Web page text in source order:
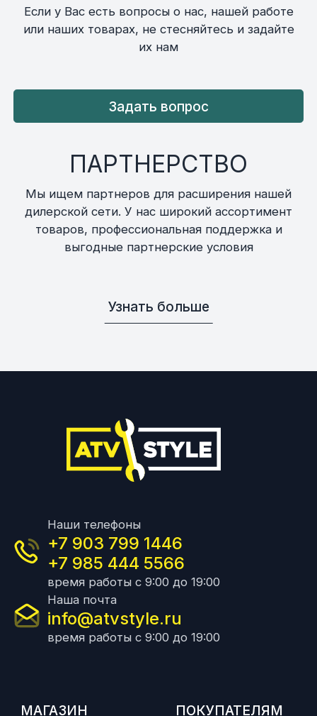
Если у Вас есть вопросы о нас, нашей работе
или наших товарах, не стесняйтесь и задайте
их нам
Задать вопрос
ПАРТНЕРСТВО
Мы ищем партнеров для расширения нашей
дилерской сети. У нас широкий ассортимент
товаров, профессиональная поддержка и
выгодные партнерские условия
Узнать больше
Наши телефоны
+7 903 799 1446
+7 985 444 5566
время работы с 9:00 до 19:00
Наша почта
info@atvstyle.ru
время работы с 9:00 до 19:00
МАГАЗИН ПОКУПАТЕЛЯМ